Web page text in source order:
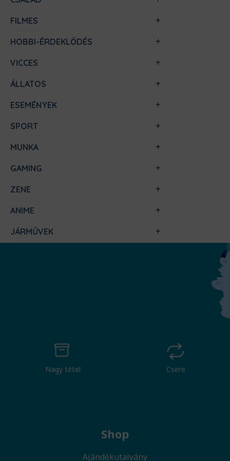
FILMES
HOBBI-ÉRDEKLŐDÉS
VICCES
ÁLLATOS
ESEMÉNYEK
SPORT
MUNKA
GAMING
ZENE
ANIME
JÁRMŰVEK
Nagy tétel Csere
Shop
Ajándékutalvány